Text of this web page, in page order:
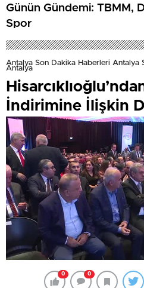
Günün Gündemi: TBMM,
Spor
Antalya Son Dakika Haberleri Antalya
Antalya
İndirimine İlişkin
0 0